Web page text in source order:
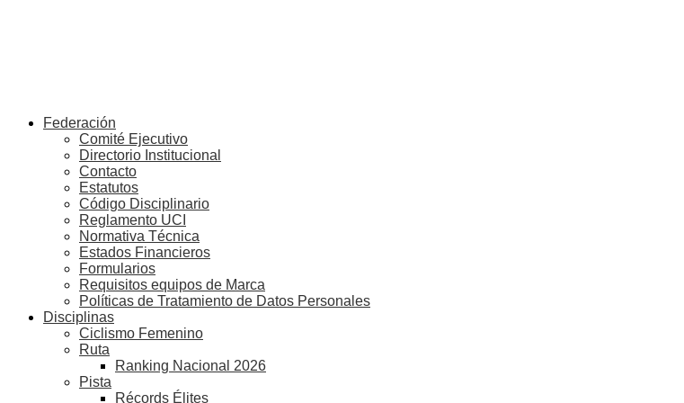
Federación
Comité Ejecutivo
Directorio Institucional
Contacto
Estatutos
Código Disciplinario
Reglamento UCI
Normativa Técnica
Estados Financieros
Formularios
Requisitos equipos de Marca
Políticas de Tratamiento de Datos Personales
Disciplinas
Ciclismo Femenino
Ruta
Ranking Nacional 2026
Pista
Récords Élites